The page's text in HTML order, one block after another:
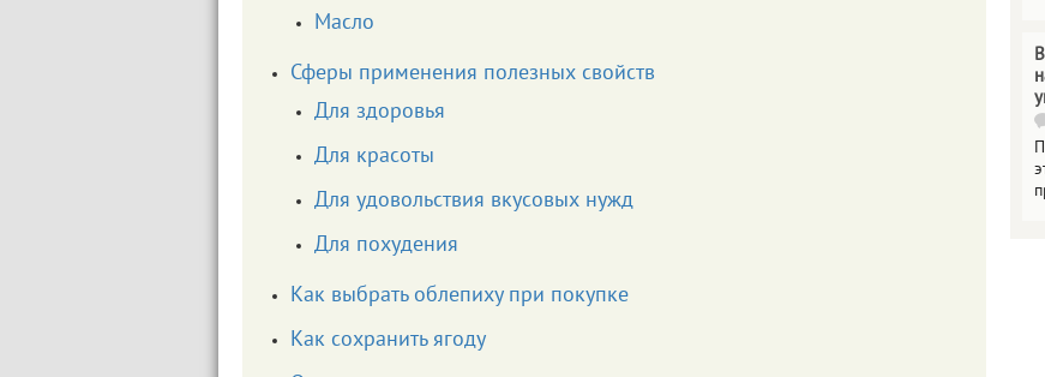
Масло
Сферы применения полезных свойств
Для здоровья
Для красоты
Для удовольствия вкусовых нужд
Для похудения
Как выбрать облепиху при покупке
Как сохранить ягоду